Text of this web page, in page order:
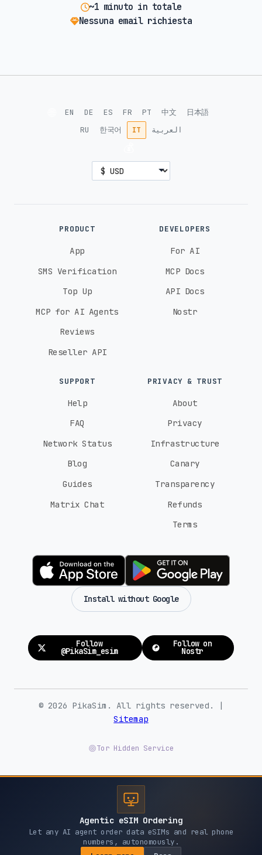
~1 minuto in totale
Nessuna email richiesta
EN DE ES FR PT 中文
日本語
RU
한국어 IT العربية
PRODUCT
App
SMS Verification
Top Up
MCP for AI Agents
Reviews
Reseller API
DEVELOPERS
For AI
MCP Docs
API Docs
Nostr
SUPPORT
Help
FAQ
Network Status
Blog
Guides
Matrix Chat
PRIVACY & TRUST
About
Privacy
Infrastructure
Canary
Transparency
Refunds
Terms
Install without Google
Follow
@PikaSim_esim
Follow on
Nostr
© 2026 PikaSim. All rights reserved. |
Sitemap
Tor Hidden Service
Agentic eSIM Ordering
Let any AI agent order data eSIMs and real phone
numbers, autonomously.